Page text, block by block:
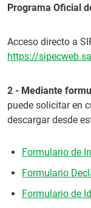
Programa Oficial
Acceso directo a
https://
2 - Mediante
puede solicitar en
descargar desde
Formulario de
Formulario
Formulario de